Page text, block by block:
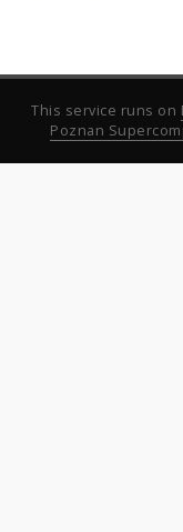
This service runs on
Poznan